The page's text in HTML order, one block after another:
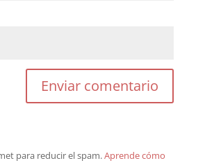
para reducir el spam.Aprende cómo